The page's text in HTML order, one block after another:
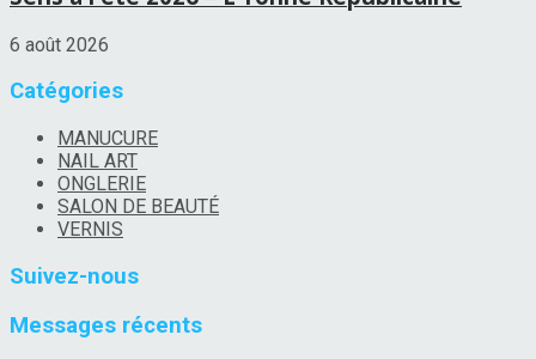
6 août 2026
Catégories
MANUCURE
NAIL ART
ONGLERIE
SALON DE BEAUTÉ
VERNIS
Suivez-nous
Messages récents